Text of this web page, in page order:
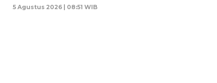
5 Agustus 2026 | 08:51 WIB